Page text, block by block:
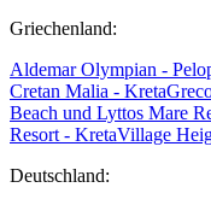
Griechenland:
Aldemar Olympian -
Cretan Malia - Kreta
Beach und Lyttos Mare
Resort - KretaVillage
Deutschland: